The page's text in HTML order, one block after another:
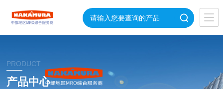
PRODUCT
产品中心